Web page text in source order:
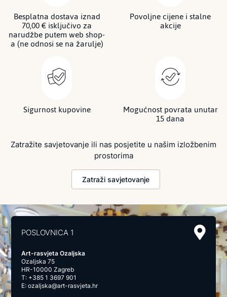
Besplatna dostava iznad
70,00 € isključivo za
narudžbe putem web shop-
a (ne odnosi se na žarulje)
Povoljne cijene i stalne
akcije
Sigurnost kupovine Mogućnost povrata unutar
15 dana
Zatražite savjetovanje ili nas posjetite u našim izložbenim
prostorima
Zatraži savjetovanje
POSLOVNICA 1
Art-rasvjeta Ozaljska
Ozaljska 75
HR-10000 Zagreb
T: +385 1 3697 901
E:ozaljska@art-rasvjeta.hr